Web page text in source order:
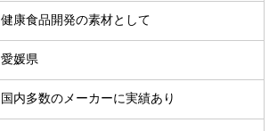
健康食品開発の素材として
愛媛県
国内多数のメーカーに実績あり